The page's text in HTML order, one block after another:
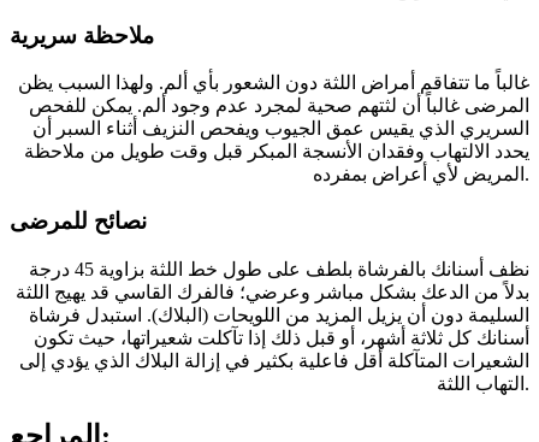
ملاحظة سريرية
غالباً ما تتفاقم أمراض اللثة دون الشعور بأي ألم. ولهذا السبب يظن
المرضى غالباً أن لثتهم صحية لمجرد عدم وجود ألم. يمكن للفحص
السريري الذي يقيس عمق الجيوب ويفحص النزيف أثناء السبر أن
يحدد الالتهاب وفقدان الأنسجة المبكر قبل وقت طويل من ملاحظة
المريض لأي أعراض بمفرده.
نصائح للمرضى
نظف أسنانك بالفرشاة بلطف على طول خط اللثة بزاوية 45 درجة
بدلاً من الدعك بشكل مباشر وعرضي؛ فالفرك القاسي قد يهيج اللثة
السليمة دون أن يزيل المزيد من اللويحات (البلاك). استبدل فرشاة
أسنانك كل ثلاثة أشهر، أو قبل ذلك إذا تآكلت شعيراتها، حيث تكون
الشعيرات المتآكلة أقل فاعلية بكثير في إزالة البلاك الذي يؤدي إلى
التهاب اللثة.
المراجع: